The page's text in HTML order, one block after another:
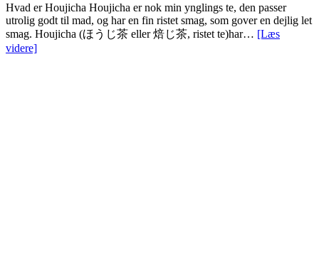
Hvad er Houjicha Houjicha er nok min ynglings te, den passer
utrolig godt til mad, og har en fin ristet smag, som gover en dejlig let
smag. Houjicha (ほうじ茶 eller 焙じ茶, ristet te)har… [Læs
videre]